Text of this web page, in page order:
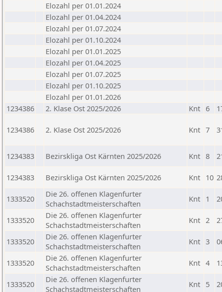
Elozahl per 01.01.2024
Elozahl per 01.04.2024
Elozahl per 01.07.2024
Elozahl per 01.10.2024
Elozahl per 01.01.2025
Elozahl per 01.04.2025
Elozahl per 01.07.2025
Elozahl per 01.10.2025
Elozahl per 01.01.2026
1234386
2. Klase Ost 2025/2026 Knt 6
1234386 2. Klase Ost 2025/2026 Knt 7
1234383 Bezirskliga Ost Kärnten 2025/2026 Knt 8
1234383 Bezirskliga Ost Kärnten 2025/2026 Knt 10
1333520
Die 26. offenen Klagenfurter
Schachstadtmeisterschaften
Knt 1
1333520
Die 26. offenen Klagenfurter
Schachstadtmeisterschaften
Knt 2
1333520
Die 26. offenen Klagenfurter
Schachstadtmeisterschaften
Knt 3
1333520
Die 26. offenen Klagenfurter
Schachstadtmeisterschaften
Knt 4
1333520
Die 26. offenen Klagenfurter
Schachstadtmeisterschaften
Knt 5